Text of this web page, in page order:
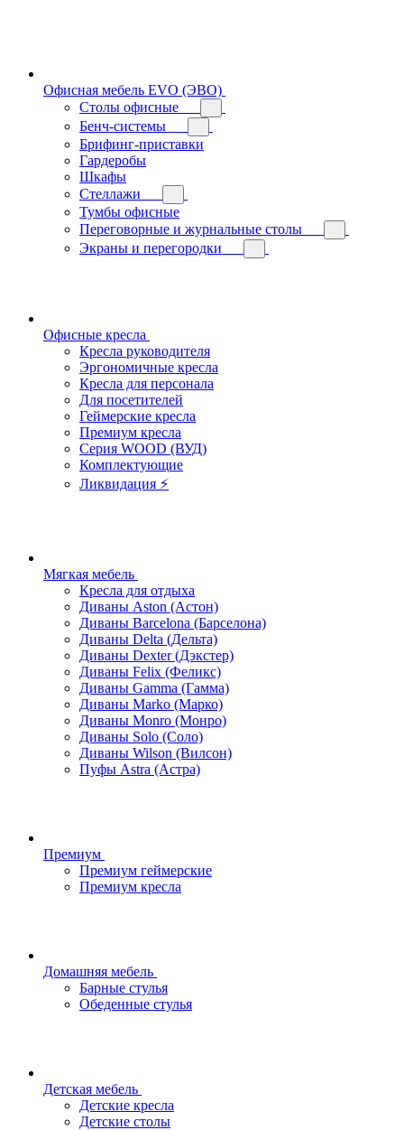
Офисная мебель EVO (ЭВО)
Cтолы офисные
Бенч-системы
Брифинг-приставки
Гардеробы
Шкафы
Стеллажи
Тумбы офисные
Переговорные и журнальные столы
Экраны и перегородки
Офисные кресла
Кресла руководителя
Эргономичные кресла
Кресла для персонала
Для посетителей
Геймерские кресла
Премиум кресла
Серия WOOD (ВУД)
Комплектующие
Ликвидация ⚡
Мягкая мебель
Кресла для отдыха
Диваны Aston (Астон)
Диваны Barcelona (Барселона)
Диваны Delta (Дельта)
Диваны Dexter (Дэкстер)
Диваны Felix (Феликс)
Диваны Gamma (Гамма)
Диваны Marko (Марко)
Диваны Monro (Монро)
Диваны Solo (Соло)
Диваны Wilson (Вилсон)
Пуфы Astra (Астра)
Премиум
Премиум геймерские
Премиум кресла
Домашняя мебель
Барные стулья
Обеденные стулья
Детская мебель
Детские кресла
Детские столы